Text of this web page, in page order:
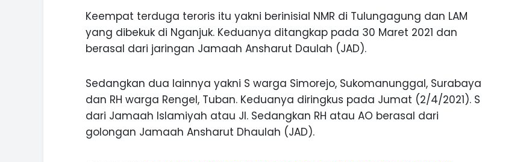
Keempat terduga teroris itu yakni berinisial NMR di Tulungagung dan LAM
yang dibekuk di Nganjuk. Keduanya ditangkap pada 30 Maret 2021 dan
berasal dari jaringan Jamaah Ansharut Daulah (JAD).
Sedangkan dua lainnya yakni S warga Simorejo, Sukomanunggal, Surabaya
dan RH warga Rengel, Tuban. Keduanya diringkus pada Jumat (2/4/2021). S
dari Jamaah Islamiyah atau JI. Sedangkan RH atau AO berasal dari
golongan Jamaah Ansharut Dhaulah (JAD).